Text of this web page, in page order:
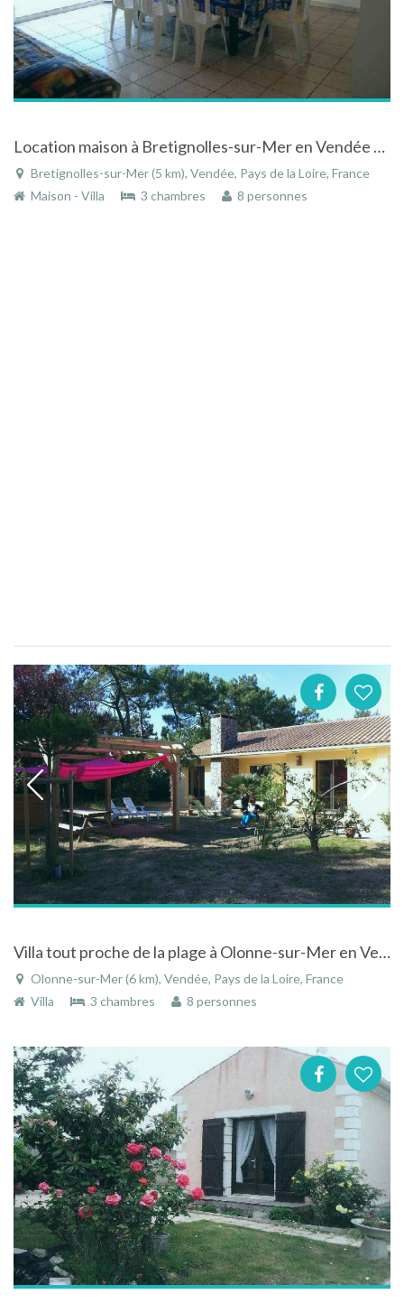
Location maison à Bretignolles-sur-Mer en Vendée dans le pays de la Loire à 150 m de la plage
Bretignolles-sur-Mer (5 km), Vendée, Pays de la Loire, France
Maison - Villa
3 chambres 8 personnes
Villa tout proche de la plage à Olonne-sur-Mer en Vendée
Olonne-sur-Mer (6 km), Vendée, Pays de la Loire, France
Villa
3 chambres 8 personnes